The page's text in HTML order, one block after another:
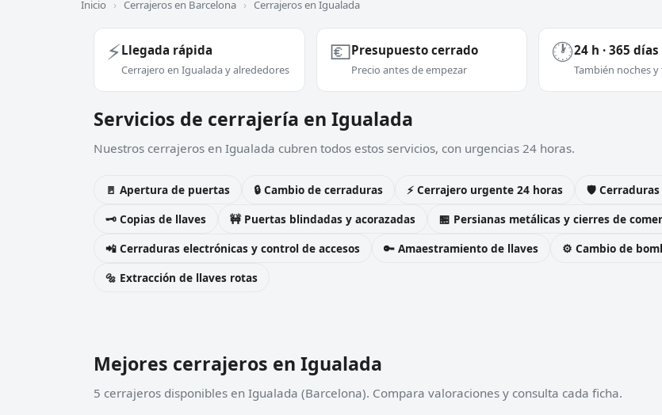
Inicio › Cerrajeros en Barcelona › Cerrajeros en Igualada
⚡Llegada rápida
Cerrajero en Igualada y alrededores
💶Presupuesto cerrado
Precio antes de empezar
🕐24 h · 365 días
También noches
Servicios de cerrajería en Igualada
Nuestros cerrajeros en Igualada cubren todos estos servicios, con urgencias 24 horas.
🚪 Apertura de puertas 🔒 Cambio de cerraduras ⚡ Cerrajero urgente 24 horas 🛡️
🗝️ Copias de llaves
🚧 Puertas blindadas y acorazadas 🏪 Persianas metálicas y cierres de
📲 Cerraduras electrónicas y control de accesos
🔑 Amaestramiento de llaves ⚙️ Cambio de
🔩 Extracción de llaves rotas
Mejores cerrajeros en Igualada
5 cerrajeros disponibles en Igualada (Barcelona). Compara valoraciones y consulta cada ficha.